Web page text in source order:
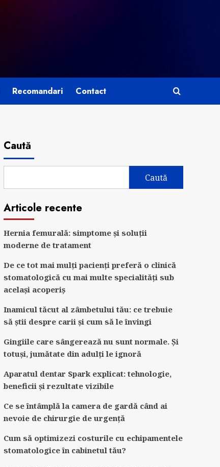
Recomandari Contact
Caută
Caută
Articole recente
Hernia femurală: simptome și soluții
moderne de tratament
De ce tot mai mulți pacienți preferă o clinică
stomatologică cu mai multe specialități sub
același acoperiș
Inamicul tăcut al zâmbetului tău: ce trebuie
să știi despre carii și cum să le învingi
Gingiile care sângerează nu sunt normale. Și
totuși, jumătate din adulți le ignoră
Aparatul dentar Spark explicat: tehnologie,
beneficii și rezultate vizibile
Ce se întâmplă la camera de gardă când ai
nevoie de chirurgie de urgență
Cum să optimizezi costurile cu echipamentele
stomatologice în cabinetul tău?